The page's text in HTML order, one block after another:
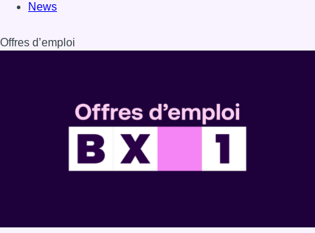
News
Offres d’emploi